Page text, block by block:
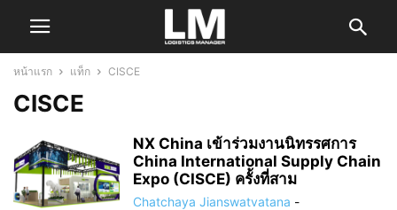
หน้าแรก แท็ก CISCE
CISCE
NX China เข้าร่วมงานนิทรรศการ
China International Supply Chain
Expo (CISCE) ครั้งที่สาม
Chatchaya Jianswatvatana -